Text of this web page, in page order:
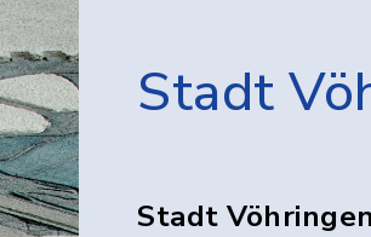
Stadt
Stadt Vöhringen